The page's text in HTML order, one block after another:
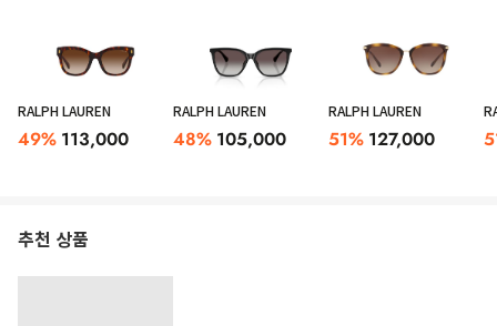
RALPH LAUREN
49% 113,000
RALPH LAUREN
48% 105,000
RALPH LAUREN
51% 127,000
추천 상품